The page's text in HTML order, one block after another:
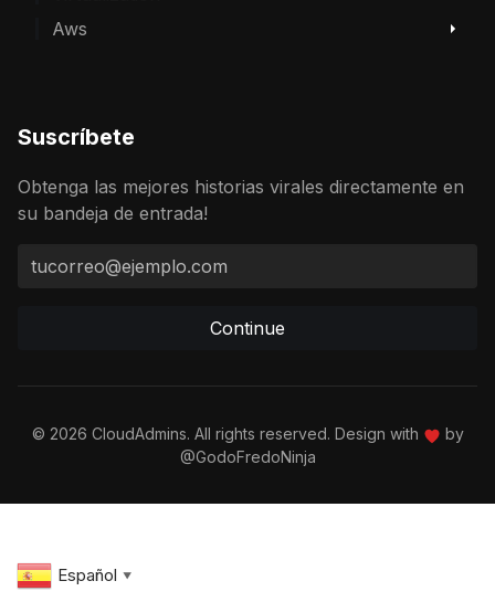
Español ▼
Aws
Suscríbete
Obtenga las mejores historias virales directamente en
su bandeja de entrada!
Continue
© 2026 CloudAdmins. All rights reserved. Design with
by
@GodoFredoNinja